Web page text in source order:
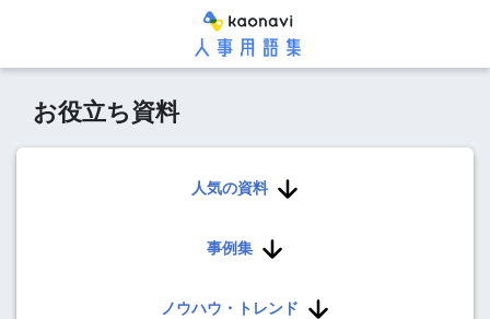
お役立ち資料
人気の資料
事例集
ノウハウ・トレンド